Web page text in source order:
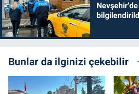
Bunlar da ilginizi çekebilir